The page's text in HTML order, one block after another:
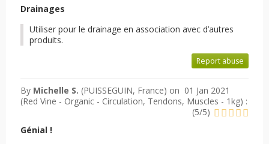
Drainages
Utiliser pour le drainage en association avec d’autres
produits.
Report abuse
By Michelle S. (PUISSEGUIN, France) on 01 Jan 2021
(Red Vine - Organic - Circulation, Tendons, Muscles - 1kg) :
(5/5)
Génial !